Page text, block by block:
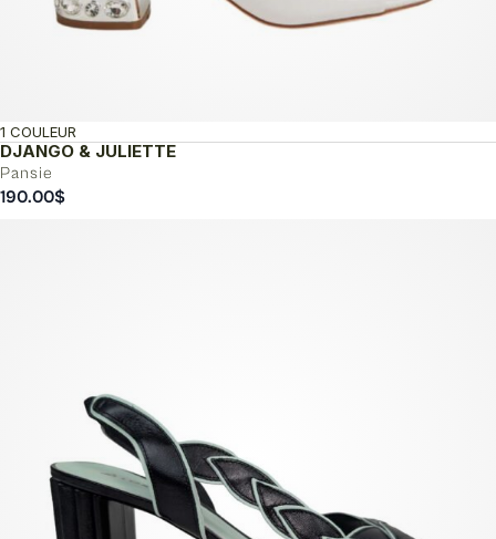
DJANGO & JULIETTE
Pansie
1 COULEUR
190.00$